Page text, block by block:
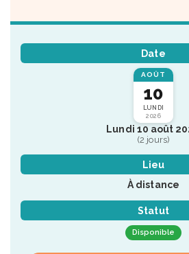
Date
AOÛT
10
LUNDI
2026
Lundi 10 août
(2 jours)
Lieu
À distance
Statut
Disponible